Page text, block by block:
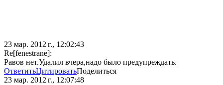
23 мар. 2012 г., 12:02:43
Re[fenestrane]:
Равов нет.Удалил вчера,надо было предупреждать.
ОтветитьЦитироватьПоделиться
23 мар. 2012 г., 12:07:48